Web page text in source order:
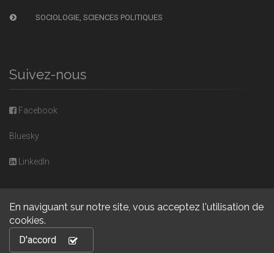
En naviguant sur notre site, vous acceptez l'utilisation de
cookies.
D'accord
SOCIOLOGIE, SCIENCES POLITIQUES
Suivez-nous
Facebook
Bluesky
LinkedIn